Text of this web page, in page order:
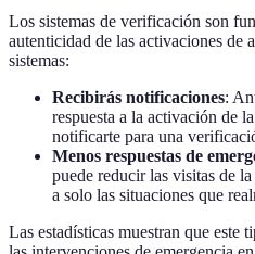
Los sistemas de verificación son
autenticidad de las activaciones de
sistemas:
Recibirás notificaciones:
respuesta a la activación de
notificarte para una
Menos respuestas de
puede reducir las visitas de
a solo las situaciones que
Las estadísticas muestran que este